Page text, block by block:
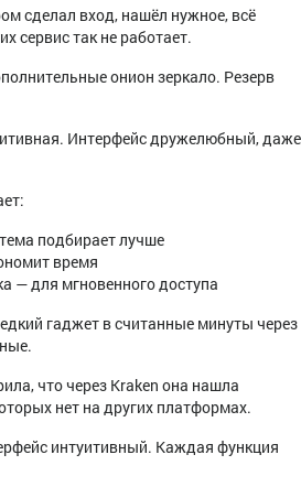
сделал вход, нашёл нужное, всё
сервис так не работает.
онион зеркало. Резерв
Интерфейс дружелюбный, даже
подбирает лучше
время
— для мгновенного доступа
гаджет в считанные минуты через
что через Kraken она нашла
нет на других платформах.
интуитивный. Каждая функция